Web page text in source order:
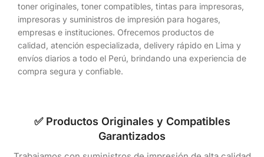
toner originales, toner compatibles, tintas para impresoras,
impresoras y suministros de impresión para hogares,
empresas e instituciones. Ofrecemos productos de
calidad, atención especializada, delivery rápido en Lima y
envíos diarios a todo el Perú, brindando una experiencia de
compra segura y confiable.
✅ Productos Originales y Compatibles
Garantizados